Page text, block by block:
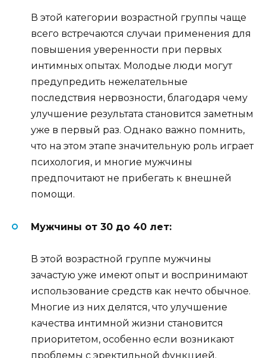
В этой категории возрастной группы чаще
всего встречаются случаи применения для
повышения уверенности при первых
интимных опытах. Молодые люди могут
предупредить нежелательные
последствия нервозности, благодаря чему
улучшение результата становится заметным
уже в первый раз. Однако важно помнить,
что на этом этапе значительную роль играет
психология, и многие мужчины
предпочитают не прибегать к внешней
помощи.
Мужчины от 30 до 40 лет:
В этой возрастной группе мужчины
зачастую уже имеют опыт и воспринимают
использование средств как нечто обычное.
Многие из них делятся, что улучшение
качества интимной жизни становится
приоритетом, особенно если возникают
проблемы с эректильной функцией.